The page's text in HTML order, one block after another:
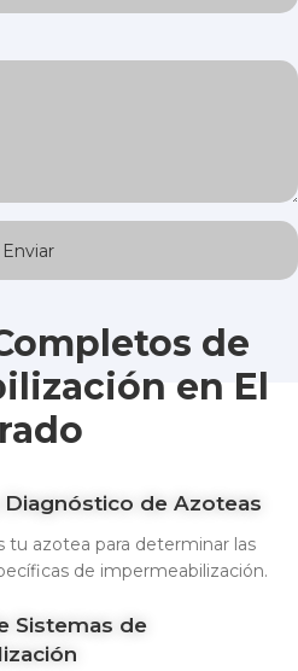
de
en El
Diagnóstico de Azoteas
tu azotea para determinar las
de impermeabilización.
Sistemas de